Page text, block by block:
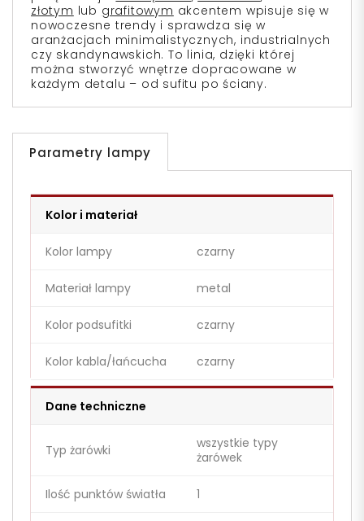
złotym lub grafitowym akcentem wpisuje się w
nowoczesne trendy i sprawdza się w
aranżacjach minimalistycznych, industrialnych
czy skandynawskich. To linia, dzięki której
można stworzyć wnętrze dopracowane w
każdym detalu – od sufitu po ściany.
Parametry lampy
Kolor i materiał
Kolor lampy czarny
Materiał lampy metal
Kolor podsufitki czarny
Kolor kabla/łańcucha czarny
Dane techniczne
Typ żarówki
wszystkie typy
żarówek
Ilość punktów światła 1